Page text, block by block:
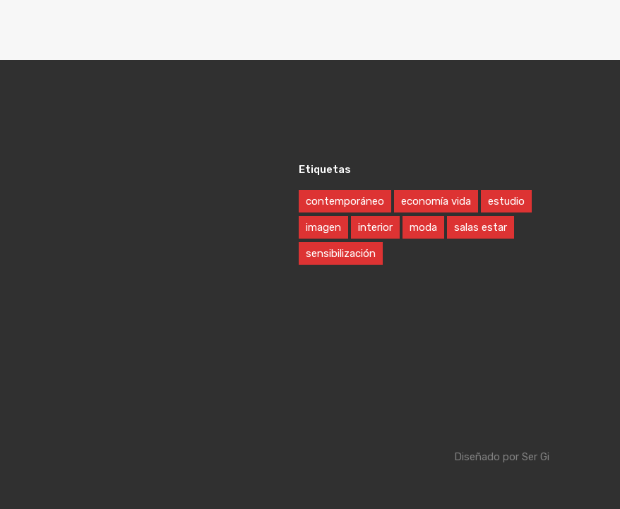
Etiquetas
contemporáneo economía vida estudio
imagen interior moda salas estar
sensibilización
Diseñado por Ser Gi